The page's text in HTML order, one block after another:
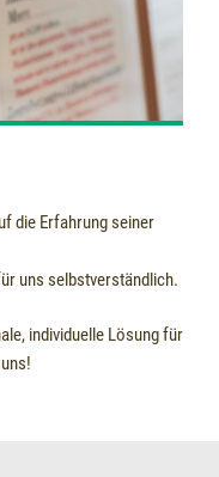
die Erfahrung seiner
uns selbstverständlich.
individuelle Lösung für